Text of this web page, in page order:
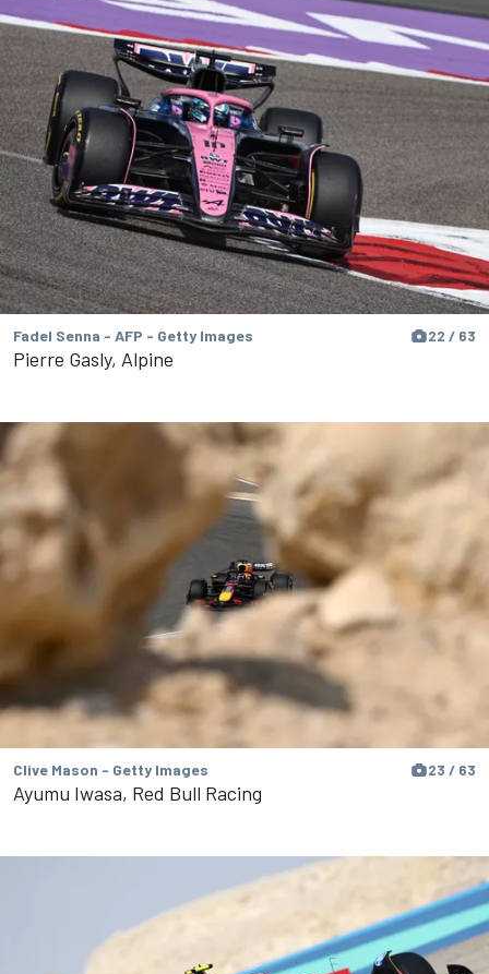
Fadel Senna - AFP - Getty Images 22 / 63
Pierre Gasly, Alpine
Clive Mason - Getty Images 23 / 63
Ayumu Iwasa, Red Bull Racing